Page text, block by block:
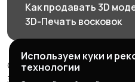
Как продавать 3D
3D-Печать восковок
© 2026 3d585.ru -
Используем куки и
технологии